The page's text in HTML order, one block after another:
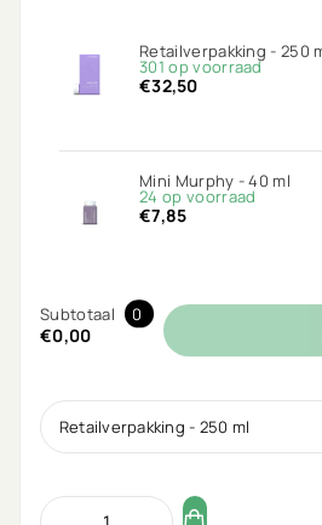
Retailverpakking - 250
301 op voorraad
€32,50
Mini Murphy - 40 ml
24 op voorraad
€7,85
Subtotaal 0
€0,00